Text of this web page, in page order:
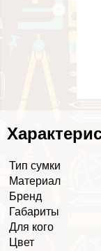
Тип сумки
Материал
Бренд
Габариты
Для кого
Цвет